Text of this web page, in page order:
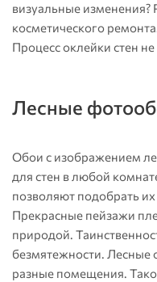
визуальные изменения?
косметического
Процесс оклейки стен
Лесные
Обои с изображением
для стен в любой
позволяют подобрать
Прекрасные пейзажи
природой.
безмятежности. Лесные
разные помещения.